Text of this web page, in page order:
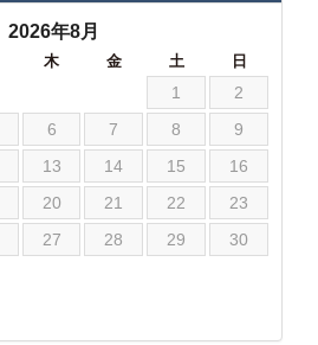
2026年8月
木 金 土 日
1
2
6 7 8
9
13 14 15
16
20 21 22
23
27 28 29
30